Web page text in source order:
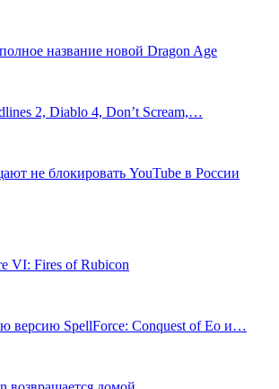
название новой Dragon Age
2, Diablo 4, Don’t Scream,…
не блокировать YouTube в России
VI: Fires of Rubicon
версию SpellForce: Conquest of Eo и…